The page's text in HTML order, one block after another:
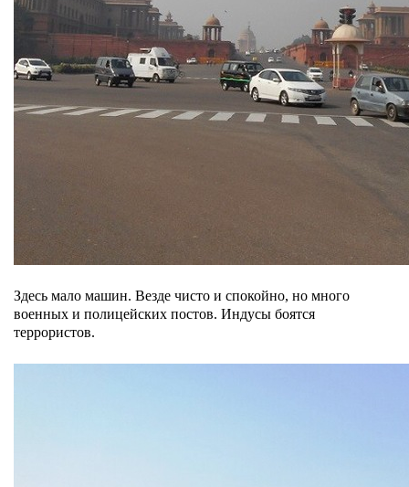
Здесь мало машин. Везде чисто и спокойно, но много
военных и полицейских постов. Индусы боятся
террористов.